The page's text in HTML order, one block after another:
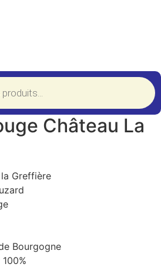
Château La
Greffière
Bourgogne